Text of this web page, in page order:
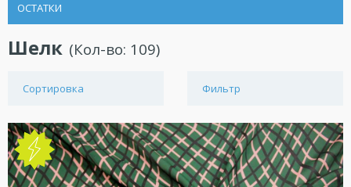
ОСТАТКИ
Шелк (Кол-во: 109)
Сортировка Фильтр
NEW